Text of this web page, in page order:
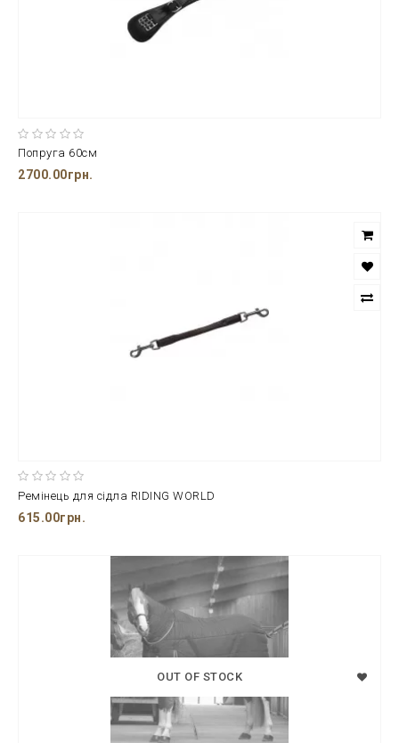
Попруга 60см
2700.00грн.
Ремінець для сідла RIDING WORLD
615.00грн.
OUT OF STOCK